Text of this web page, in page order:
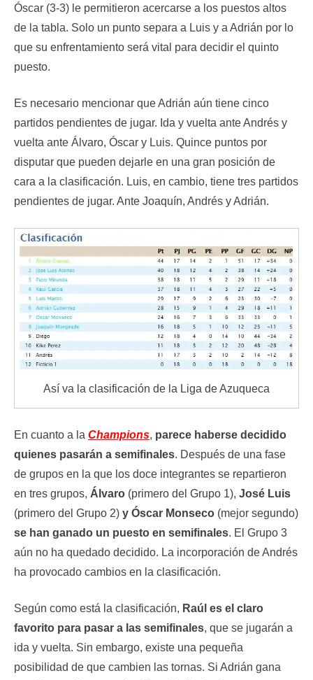
Óscar (3-3) le permitieron acercarse a los puestos altos
de la tabla. Solo un punto separa a Luis y a Adrián por lo
que su enfrentamiento será vital para decidir el quinto
puesto.
Es necesario mencionar que Adrián aún tiene cinco
partidos pendientes de jugar. Ida y vuelta ante Andrés y
vuelta ante Álvaro, Óscar y Luis. Quince puntos por
disputar que pueden dejarle en una gran posición de
cara a la clasificación. Luis, en cambio, tiene tres partidos
pendientes de jugar. Ante Joaquín, Andrés y Adrián.
Así va la clasificación de la Liga de Azuqueca
En cuanto a la Champions, parece haberse decidido
quienes pasarán a semifinales. Después de una fase
de grupos en la que los doce integrantes se repartieron
en tres grupos, Álvaro (primero del Grupo 1), José Luis
(primero del Grupo 2) y Óscar Monseco (mejor segundo)
se han ganado un puesto en semifinales. El Grupo 3
aún no ha quedado decidido. La incorporación de Andrés
ha provocado cambios en la clasificación.
Según como está la clasificación, Raúl es el claro
favorito para pasar a las semifinales, que se jugarán a
ida y vuelta. Sin embargo, existe una pequeña
posibilidad de que cambien las tornas. Si Adrián gana